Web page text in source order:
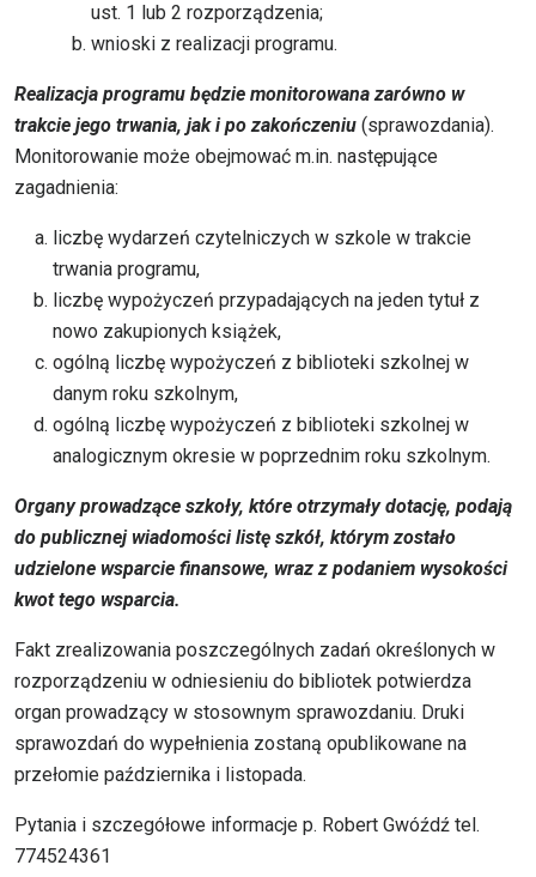
ust. 1 lub 2 rozporządzenia;
wnioski z realizacji programu.
Realizacja programu będzie monitorowana zarówno w
trakcie jego trwania, jak i po zakończeniu (sprawozdania).
Monitorowanie może obejmować m.in. następujące
zagadnienia:
liczbę wydarzeń czytelniczych w szkole w trakcie
trwania programu,
liczbę wypożyczeń przypadających na jeden tytuł z
nowo zakupionych książek,
ogólną liczbę wypożyczeń z biblioteki szkolnej w
danym roku szkolnym,
ogólną liczbę wypożyczeń z biblioteki szkolnej w
analogicznym okresie w poprzednim roku szkolnym.
Organy prowadzące szkoły, które otrzymały dotację, podają
do publicznej wiadomości listę szkół, którym zostało
udzielone wsparcie finansowe, wraz z podaniem wysokości
kwot tego wsparcia.
Fakt zrealizowania poszczególnych zadań określonych w
rozporządzeniu w odniesieniu do bibliotek potwierdza
organ prowadzący w stosownym sprawozdaniu. Druki
sprawozdań do wypełnienia zostaną opublikowane na
przełomie października i listopada.
Pytania i szczegółowe informacje p. Robert Gwóźdź tel.
774524361